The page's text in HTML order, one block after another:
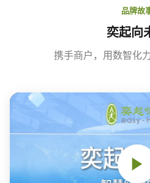
品牌故
奕起向
携手商户，用数智化